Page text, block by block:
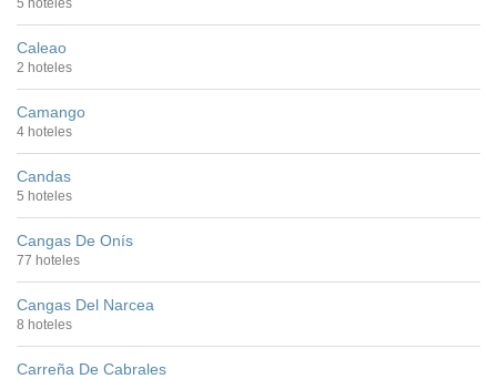
Caleao
2 hoteles
Camango
4 hoteles
Candas
5 hoteles
Cangas De Onís
77 hoteles
Cangas Del Narcea
8 hoteles
Carreña De Cabrales